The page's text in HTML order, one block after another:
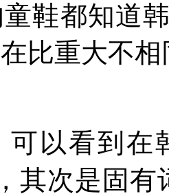
鞋都知道
比重大不相
可以看到在
其次是固